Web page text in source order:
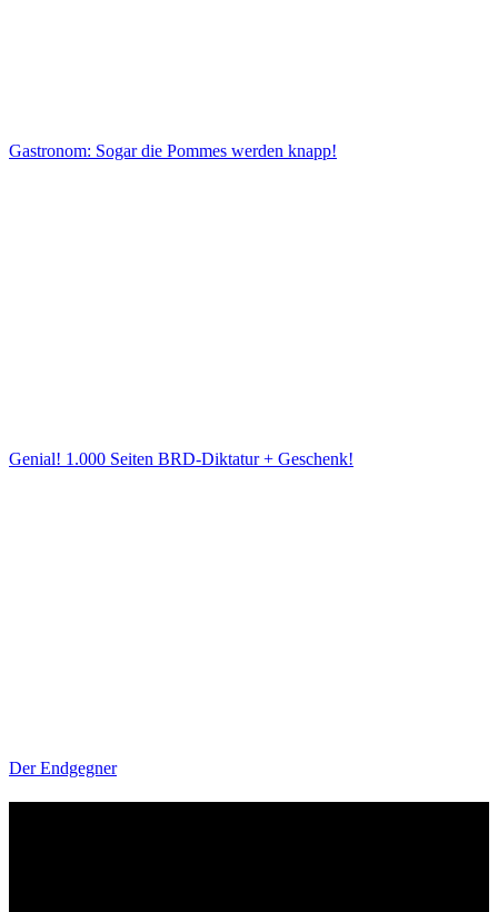
Gastronom: Sogar die Pommes werden knapp!
Genial! 1.000 Seiten BRD-Diktatur + Geschenk!
Der Endgegner